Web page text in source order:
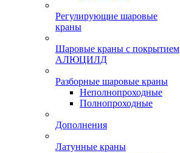
Регулирующие шаровые
краны
Шаровые краны с покрытием
АЛЮЦИЛД
Разборные шаровые краны
Неполнопроходные
Полнопроходные
Дополнения
Латунные краны